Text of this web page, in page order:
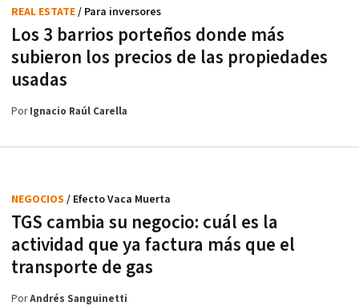
Los 3 barrios porteños donde más
subieron los precios de las propiedades
usadas
REAL ESTATE/ Para inversores
PorIgnacio Raúl Carella
TGS cambia su negocio: cuál es la
actividad que ya factura más que el
transporte de gas
NEGOCIOS / Efecto Vaca Muerta
PorAndrés Sanguinetti